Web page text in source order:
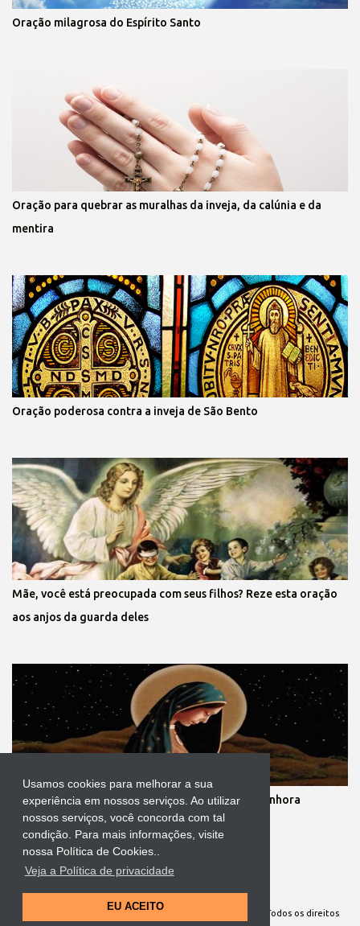
Usamos cookies para melhorar a sua
experiência em nossos serviços. Ao utilizar
nossos serviços, você concorda com tal
condição. Para mais informações, visite
nossa Política de Cookies..
Veja a Política de privacidade
EU ACEITO
Oração milagrosa do Espírito Santo
Oração para quebrar as muralhas da inveja, da calúnia e da
mentira
Oração poderosa contra a inveja de São Bento
Mãe, você está preocupada com seus filhos? Reze esta oração
aos anjos da guarda deles
Novena dos nove meses de gestação de Nossa Senhora
Tecnologia do Blogger
Site Oficial da Comunidade Nossa Senhora cuida de mim. Todos os direitos